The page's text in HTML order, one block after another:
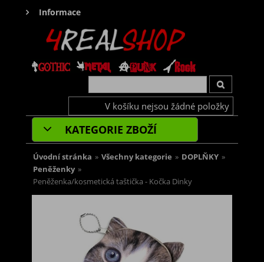
Informace
V košíku nejsou žádné položky
KATEGORIE ZBOŽÍ
Úvodní stránka » Všechny kategorie » DOPLŇKY »
Peněženky »
Peněženka/kosmetická taštička - Kočka Dinky